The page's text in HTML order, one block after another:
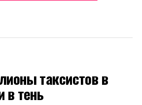
таксистов в
в тень